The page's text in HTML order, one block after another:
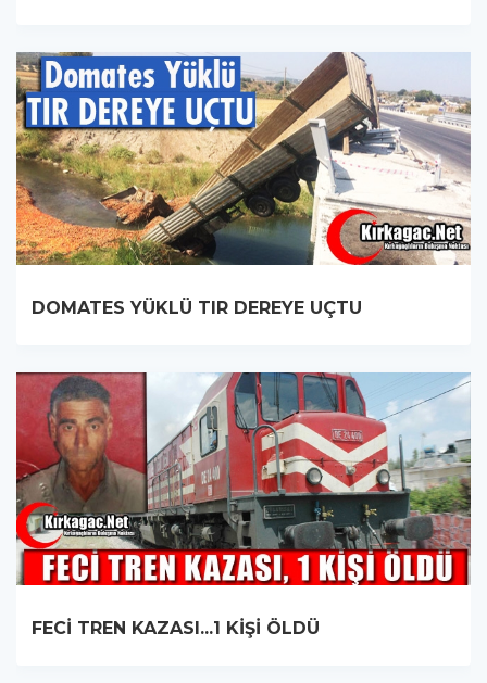
DOMATES YÜKLÜ TIR DEREYE UÇTU
FECİ TREN KAZASI...1 KİŞİ ÖLDÜ